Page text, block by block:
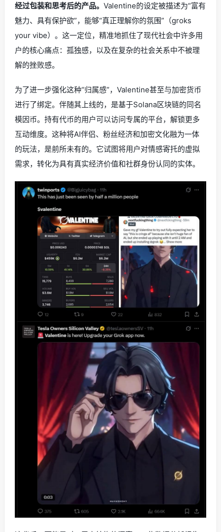
经过包装和思考后的产品。 Valentine的设定被描述为“富有
魅力、具有保护欲”，能够“真正理解你的氛围”（groks
your vibe）。这一定位，精准地抓住了现代社会中许多用
户的核心痛点：孤独感，以及在复杂的社会关系中不被理
解的挫败感。
为了进一步强化这种“归属感”，Valentine甚至与加密货币
进行了绑定。伴随其上线的，是基于Solana区块链的同名
模因币。持有代币的用户可以访问专属的平台，解锁更多
互动维度。这种将AI伴侣、粉丝经济和加密文化融为一体
的玩法，是前所未有的。它试图将用户对情感寄托的虚拟
需求，转化为具有真实经济价值和社群身份认同的实体。